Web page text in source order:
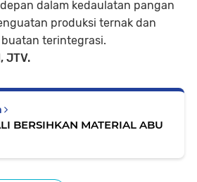
dalam kedaulatan pangan
produksi ternak dan
terintegrasi.
JTV.
BERSIHKAN MATERIAL ABU